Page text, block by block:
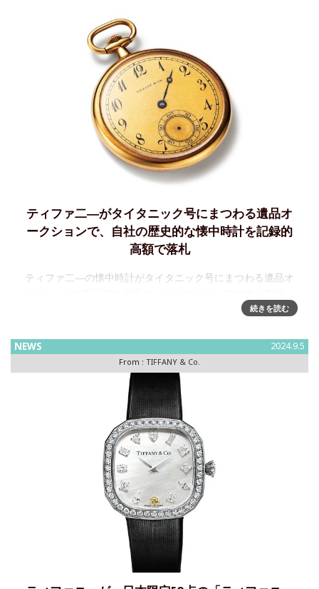
ティファ二―がタイタニック号にまつわる遺品オ
ークションで、自社の歴史的な懐中時計を記録的
高額で落札
ティファ二―の懐中時計がタイタニック号にまつわる遺品オ
た歴史的な懐中時計を記録的な価格で落札したことを発表し
ーが197万
続きを読む
NEWS 2024.9.5
From : TIFFANY & Co.